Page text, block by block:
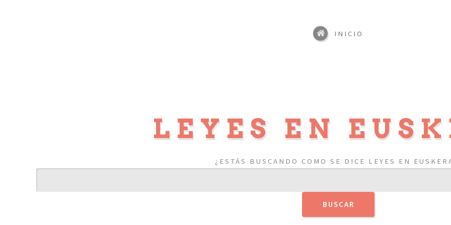
LEYES EN
¿ESTÁS BUSCANDO COMO SE DICE LEYES EN
INICIO